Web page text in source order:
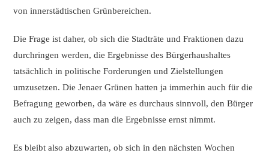
von innerstädtischen Grünbereichen.
Die Frage ist daher, ob sich die Stadträte und Fraktionen dazu
durchringen werden, die Ergebnisse des Bürgerhaushaltes
tatsächlich in politische Forderungen und Zielstellungen
umzusetzen. Die Jenaer Grünen hatten ja immerhin auch für die
Befragung geworben, da wäre es durchaus sinnvoll, den Bürger
auch zu zeigen, dass man die Ergebnisse ernst nimmt.
Es bleibt also abzuwarten, ob sich in den nächsten Wochen